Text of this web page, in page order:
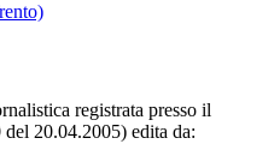
registrata presso il
20.04.2005) edita da: